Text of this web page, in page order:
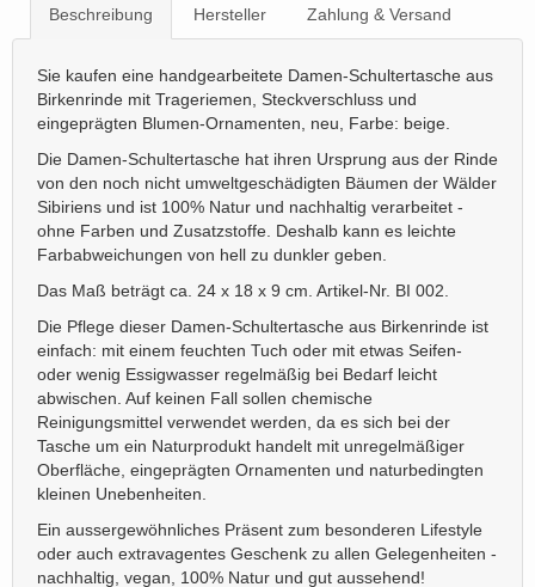
Beschreibung Hersteller Zahlung & Versand
Sie kaufen eine handgearbeitete Damen-Schultertasche aus
Birkenrinde mit Trageriemen, Steckverschluss und
eingeprägten Blumen-Ornamenten, neu, Farbe: beige.
Die Damen-Schultertasche hat ihren Ursprung aus der Rinde
von den noch nicht umweltgeschädigten Bäumen der Wälder
Sibiriens und ist 100% Natur und nachhaltig verarbeitet -
ohne Farben und Zusatzstoffe. Deshalb kann es leichte
Farbabweichungen von hell zu dunkler geben.
Das Maß beträgt ca. 24 x 18 x 9 cm. Artikel-Nr. BI 002.
Die Pflege dieser Damen-Schultertasche aus Birkenrinde ist
einfach: mit einem feuchten Tuch oder mit etwas Seifen-
oder wenig Essigwasser regelmäßig bei Bedarf leicht
abwischen. Auf keinen Fall sollen chemische
Reinigungsmittel verwendet werden, da es sich bei der
Tasche um ein Naturprodukt handelt mit unregelmäßiger
Oberfläche, eingeprägten Ornamenten und naturbedingten
kleinen Unebenheiten.
Ein aussergewöhnliches Präsent zum besonderen Lifestyle
oder auch extravagentes Geschenk zu allen Gelegenheiten -
nachhaltig, vegan, 100% Natur und gut aussehend!